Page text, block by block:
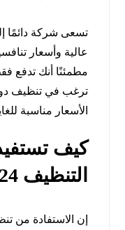
تسعى شركة دائمًا
مطمئنًا أنك تدفع
ترغب في تنظيف
الأسعار مناسبة
كيف
التنظيف 24 ساعة؟